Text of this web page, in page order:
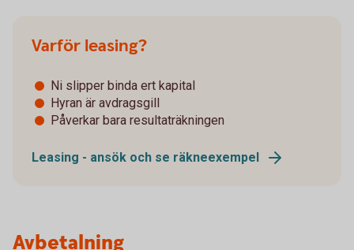
Varför leasing?
Ni slipper binda ert kapital
Hyran är avdragsgill
Påverkar bara resultaträkningen
Leasing - ansök och se räkneexempel
Avbetalning